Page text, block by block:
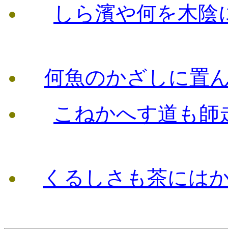
しら濱や何を木
何魚のかざしに置
こねかへす道も師
くるしさも茶には